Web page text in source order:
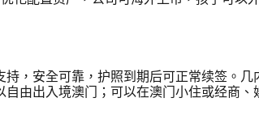
，安全可靠，护照到期后可正常续签。
由出入境澳门；可以在澳门小住或经商